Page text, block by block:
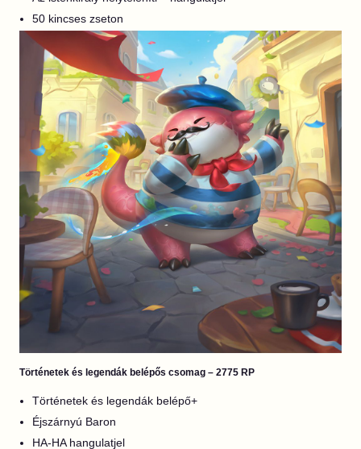
50 kincses zseton
Történetek és legendák belépős csomag – 2775 RP
Történetek és legendák belépő+
Éjszárnyú Baron
HA-HA hangulatjel